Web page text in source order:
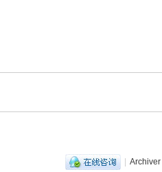
| Archiver